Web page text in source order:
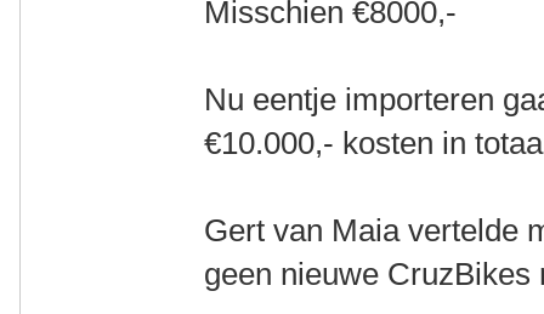
Misschien €8000,-
Nu eentje importeren
€10.000,- kosten in
Gert van Maia vertelde
geen nieuwe